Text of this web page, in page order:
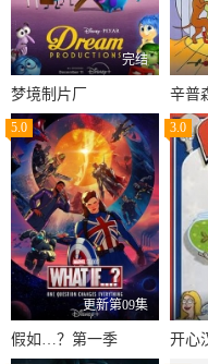
完结
梦境制片厂
5.0
更新第09集
假如…？第一季
3.0
开心